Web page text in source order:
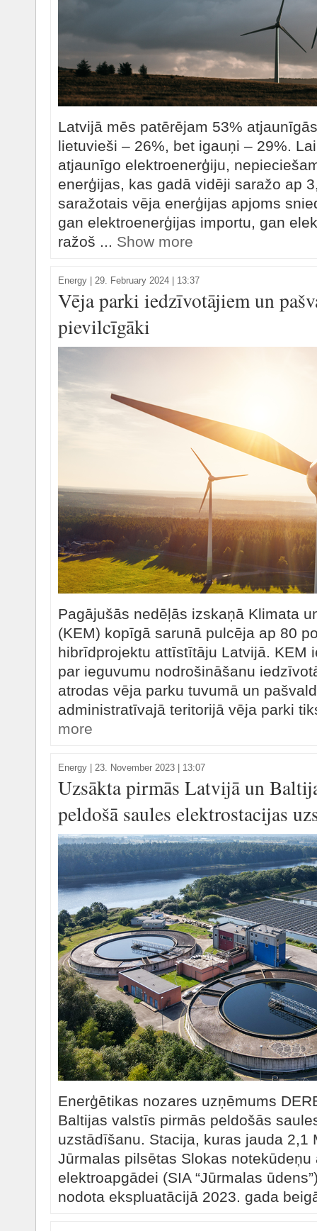
Latvijā mēs patērējam 53%
lietuvieši – 26%, bet igauņi – 29%.
atjaunīgo elektroenerģiju,
enerģijas, kas gadā vidēji saražo ap
saražotais vēja enerģijas apjoms
gan elektroenerģijas importu, gan
ražoš ... Show more
Energy 29. February 2024 | 13:37
Vēja parki iedzīvotājiem un
pievilcīgāki
Pagājušās nedēļās izskaņā Klimata
(KEM) kopīgā sarunā pulcēja ap 80
hibrīdprojektu attīstītāju Latvijā. KEM
par ieguvumu nodrošināšanu
atrodas vēja parku tuvumā un
administratīvajā teritorijā vēja parki
more
Energy 23. November 2023 | 13:07
Uzsākta pirmās Latvijā un
peldošā saules elektrostacijas
Enerģētikas nozares uzņēmums
Baltijas valstīs pirmās peldošās
uzstādīšanu. Stacija, kuras jauda 2,1
Jūrmalas pilsētas Slokas
elektroapgādei (SIA “Jūrmalas
nodota ekspluatācijā 2023. gada